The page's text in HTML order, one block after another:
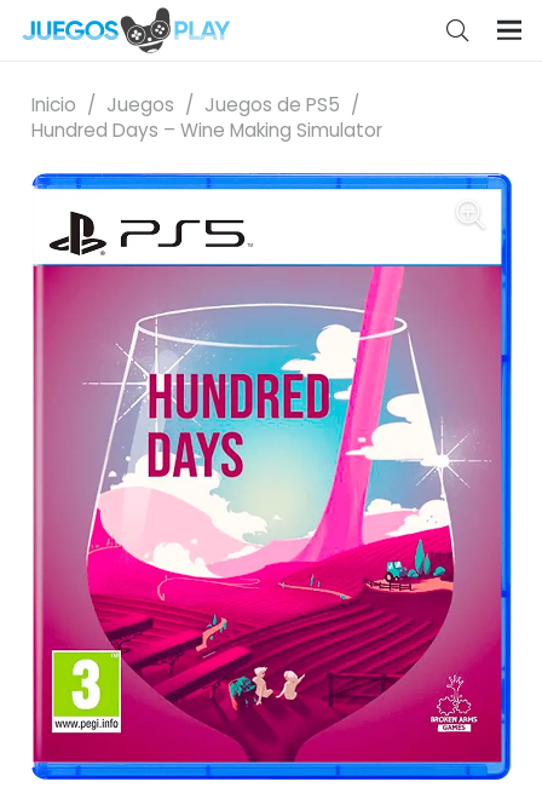
Inicio / Juegos / Juegos de PS5 /
Hundred Days – Wine Making Simulator